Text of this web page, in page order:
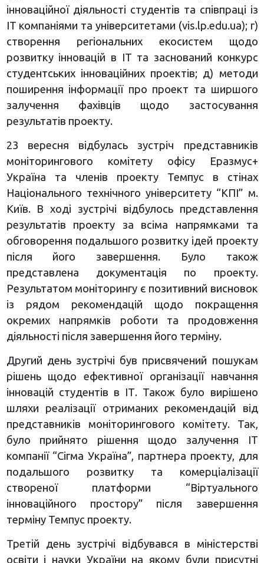
інноваційної діяльності студентів та співпраці із
ІТ компаніями та університетами (vis.lp.edu.ua); г)
створення регіональних екосистем щодо
розвитку інновацій в ІТ та заснований конкурс
студентських інноваційних проектів; д) методи
поширення інформації про проект та ширшого
залучення фахівців щодо застосування
результатів проекту.
23 вересня відбулась зустріч представників
моніторингового комітету офісу Еразмус+
Україна та членів проекту Темпус в стінах
Національного технічного університету “КПІ” м.
Київ. В ході зустрічі відбулось представлення
результатів проекту за всіма напрямками та
обговорення подальшого розвитку ідей проекту
після його завершення. Було також
представлена документація по проекту.
Результатом моніторингу є позитивний висновок
із рядом рекомендацій щодо покращення
окремих напрямків роботи та продовження
діяльності після завершення його терміну.
Другий день зустрічі був присвячений пошукам
рішень щодо ефективної організації навчання
інновацій студентів в ІТ. Також було вирішено
шляхи реалізації отриманих рекомендацій від
представників моніторингового комітету. Так,
було прийнято рішення щодо залучення ІТ
компанії “Сігма Україна”, партнера проекту, для
подальшого розвитку та комерціалізації
створеної платформи “Віртуального
інноваційного простору” після завершення
терміну Темпус проекту.
Третій день зустрічі відбувався в міністерстві
освіти і науки України на якому були присутні